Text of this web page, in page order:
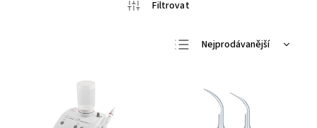
Nejprodávanější
Nejdražší
Abecedně